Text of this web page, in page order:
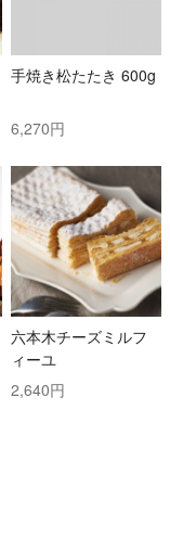
手焼き松たたき 600g
6,270円
六本木チーズミルフ
ィーユ
2,640円